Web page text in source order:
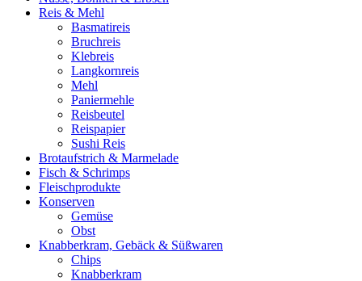
Reis & Mehl
Basmatireis
Bruchreis
Klebreis
Langkornreis
Mehl
Paniermehle
Reisbeutel
Reispapier
Sushi Reis
Brotaufstrich & Marmelade
Fisch & Schrimps
Fleischprodukte
Konserven
Gemüse
Obst
Knabberkram, Gebäck & Süßwaren
Chips
Knabberkram